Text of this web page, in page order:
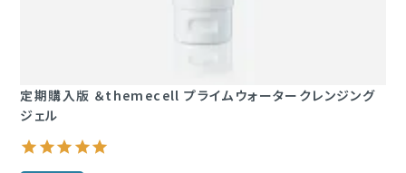
定期購入版 ＆themecell プライムウォータークレンジング
ジェル